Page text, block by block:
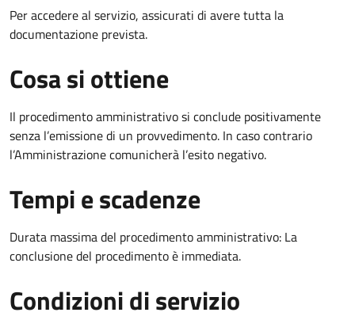
Per accedere al servizio, assicurati di avere tutta la
documentazione prevista.
Cosa si ottiene
Il procedimento amministrativo si conclude positivamente
senza l’emissione di un provvedimento. In caso contrario
l’Amministrazione comunicherà l’esito negativo.
Tempi e scadenze
Durata massima del procedimento amministrativo: La
conclusione del procedimento è immediata.
Condizioni di servizio